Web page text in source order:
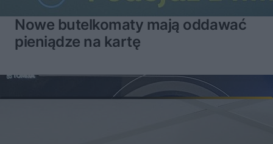
Nowe butelkomaty mają oddawać
pieniądze na kartę